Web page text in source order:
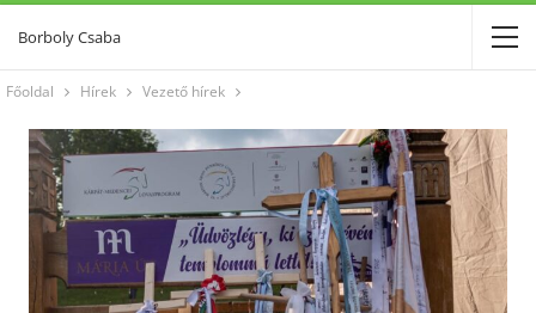
Borboly Csaba
Főoldal Hírek Vezető hírek